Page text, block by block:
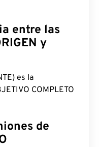
entre las
y
es la
COMPLETO
de